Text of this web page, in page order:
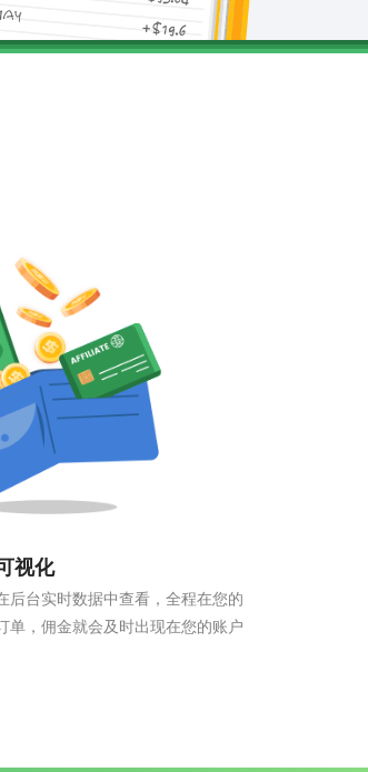
视化
后台实时数据中查看，全程在您的
单，佣金就会及时出现在您的账户